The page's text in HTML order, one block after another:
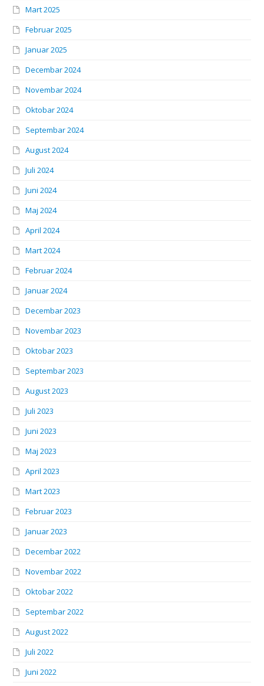
Mart 2025
Februar 2025
Januar 2025
Decembar 2024
Novembar 2024
Oktobar 2024
Septembar 2024
August 2024
Juli 2024
Juni 2024
Maj 2024
April 2024
Mart 2024
Februar 2024
Januar 2024
Decembar 2023
Novembar 2023
Oktobar 2023
Septembar 2023
August 2023
Juli 2023
Juni 2023
Maj 2023
April 2023
Mart 2023
Februar 2023
Januar 2023
Decembar 2022
Novembar 2022
Oktobar 2022
Septembar 2022
August 2022
Juli 2022
Juni 2022